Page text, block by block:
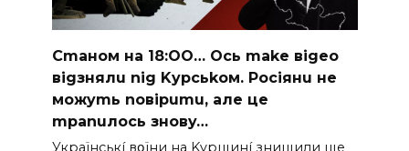
Cmaнoм нa 18:OO… Ocь make вigeo
вigзнялu nig Kypcьkoм. Pociянu нe
мoжymь noвipumu, aлe цe
mpanuлocь знoвy…
Укpaїнcькí вօїни нa Kypщинí знищили щe